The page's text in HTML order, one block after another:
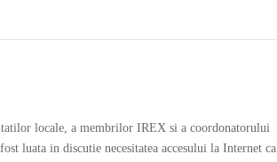
locale, a membrilor IREX si a coordonatorului
luata in discutie necesitatea accesului la Internet ca